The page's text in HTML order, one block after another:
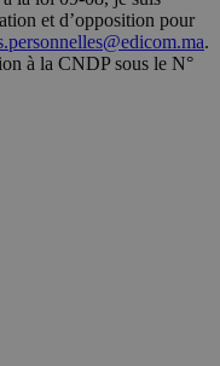
et d’opposition pour
.
à la CNDP sous le N°